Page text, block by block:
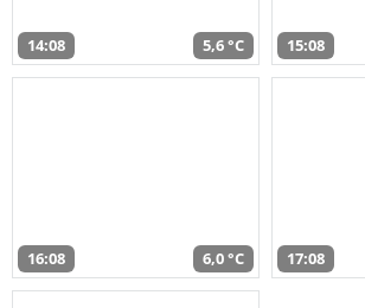
14:08 5,6 °C 15:08
16:08 6,0 °C 17:08